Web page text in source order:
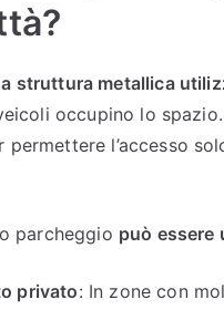
struttura metallica
occupino lo
l’accesso
parcheggio può essere
privato: In zone con